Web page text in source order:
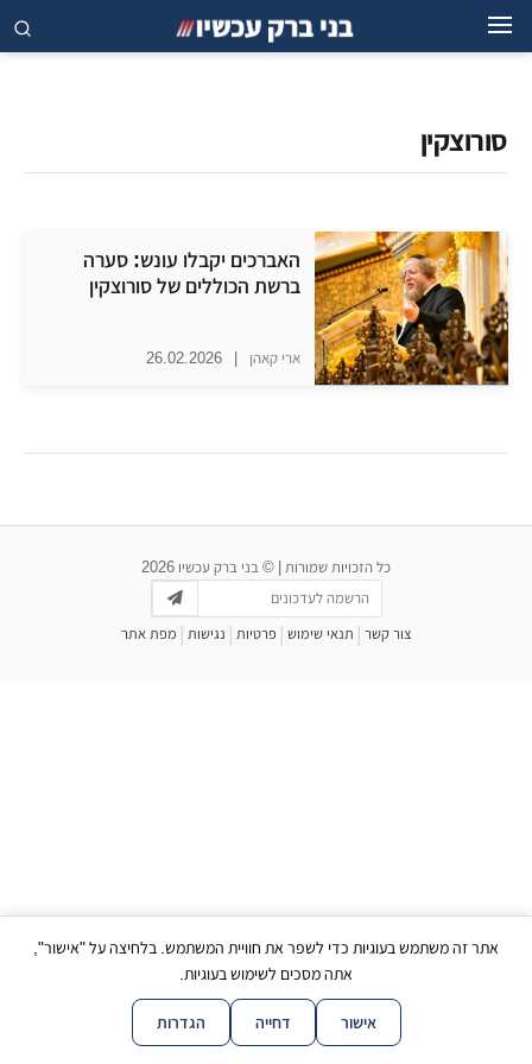
סורוצקין
האברכים יקבלו עונש: סערה
ברשת הכוללים של סורוצקין
ארי קאהן |
26.02.2026
אתר זה משתמש בעוגיות כדי לשפר את חוויית המשתמש. בלחיצה על "אישור",
אתה מסכים לשימוש בעוגיות.
אישור דחייה הגדרות
כל הזכויות שמורות | © בני ברק עכשיו 2026
צור קשר | תנאי שימוש | פרטיות | נגישות | מפת אתר